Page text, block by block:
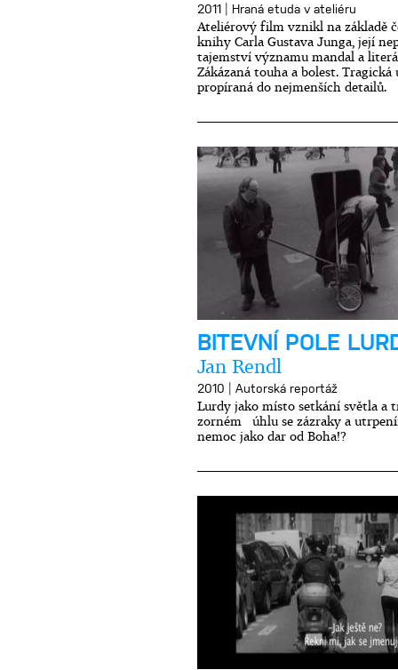
2011 | Hraná etuda v ateliéru
Ateliérový film vznikl na základě
knihy Carla Gustava Junga, její
tajemství významu mandal a
Zákázaná touha a bolest.
propíraná do nejmenších detailů.
BITEVNÍ POLE
Jan Rendl
2010 | Autorská reportáž
Lurdy jako místo setkání světla a
zorném úhlu se zázraky a
nemoc jako dar od Boha!?